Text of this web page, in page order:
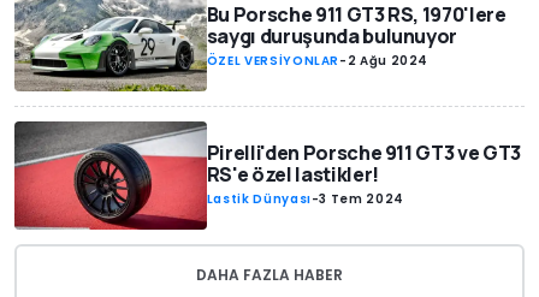
Bu Porsche 911 GT3 RS, 1970'lere
saygı duruşunda bulunuyor
ÖZEL VERSİYONLAR - 2 Ağu 2024
Pirelli'den Porsche 911 GT3 ve GT3
RS'e özel lastikler!
Lastik Dünyası-3 Tem 2024
DAHA FAZLA HABER